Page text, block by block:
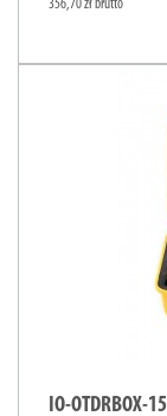
356,70 zł brutto
IO-OTDRBOX-